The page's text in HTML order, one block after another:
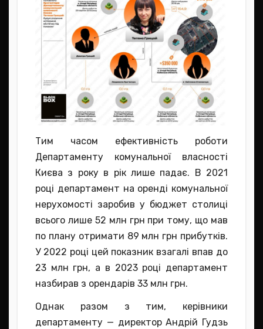
Тим часом ефективність роботи
Департаменту комунальної власності
Києва з року в рік лише падає. В 2021
році департамент на оренді комунальної
нерухомості заробив у бюджет столиці
всього лише 52 млн грн при тому, що мав
по плану отримати 89 млн грн прибутків.
У 2022 році цей показник взагалі впав до
23 млн грн, а в 2023 році департамент
назбирав з орендарів 33 млн грн.
Однак разом з тим, керівники
департаменту — директор Андрій Гудзь